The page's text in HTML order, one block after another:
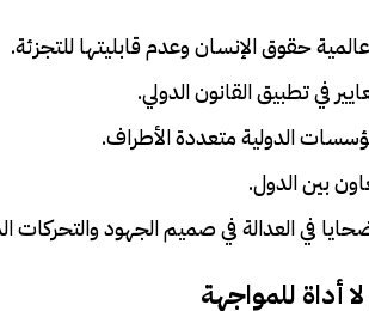
حقوق الإنسان وعدم قابليتها للتجزئة.
في تطبيق القانون الدولي.
الدولية متعددة الأطراف.
بين الدول.
في العدالة في صميم الجهود والتحركات
أداة للمواجهة